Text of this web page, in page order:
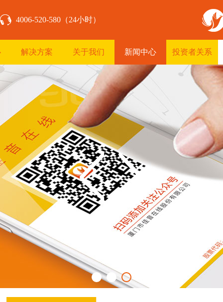
4006-520-580（24小时）
解决方案 关于我们 新闻中心 投资者关系